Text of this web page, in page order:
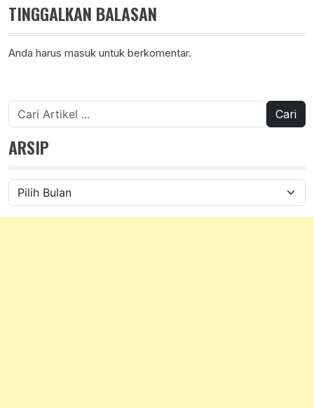
TINGGALKAN BALASAN
Anda harus masuk untuk berkomentar.
Cari
untuk:
ARSIP
Arsip